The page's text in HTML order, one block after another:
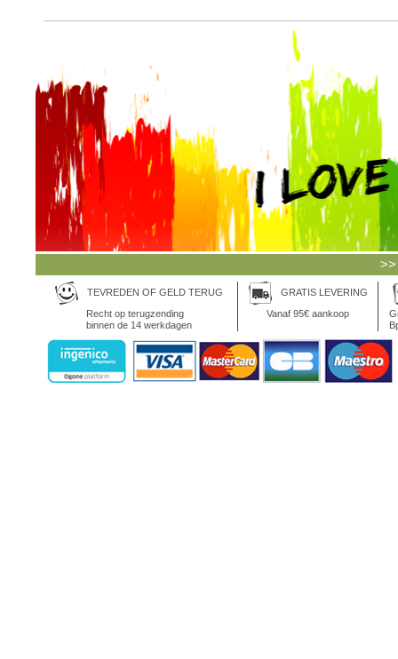
TEVREDEN OF GELD TERUG
Recht op terugzending
binnen de 14 werkdagen
GRATIS LEVERING
Vanaf 95€ aankoop